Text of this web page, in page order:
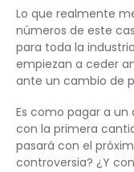
Lo que realmente
números de este
para toda la
empiezan a ceder
ante un cambio de
Es como pagar a
con la primera
pasará con el
controversia? ¿Y